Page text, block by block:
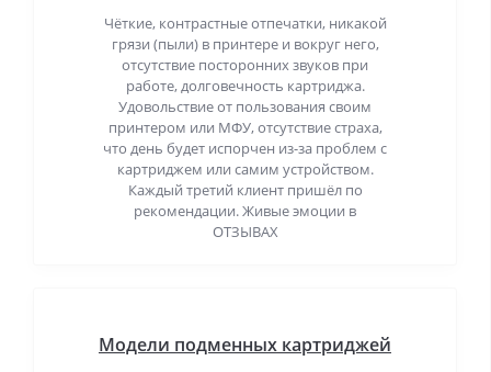
Чёткие, контрастные отпечатки, никакой
грязи (пыли) в принтере и вокруг него,
отсутствие посторонних звуков при
работе, долговечность картриджа.
Удовольствие от пользования своим
принтером или МФУ, отсутствие страха,
что день будет испорчен из-за проблем с
картриджем или самим устройством.
Каждый третий клиент пришёл по
рекомендации. Живые эмоции в
ОТЗЫВАХ
Модели подменных картриджей